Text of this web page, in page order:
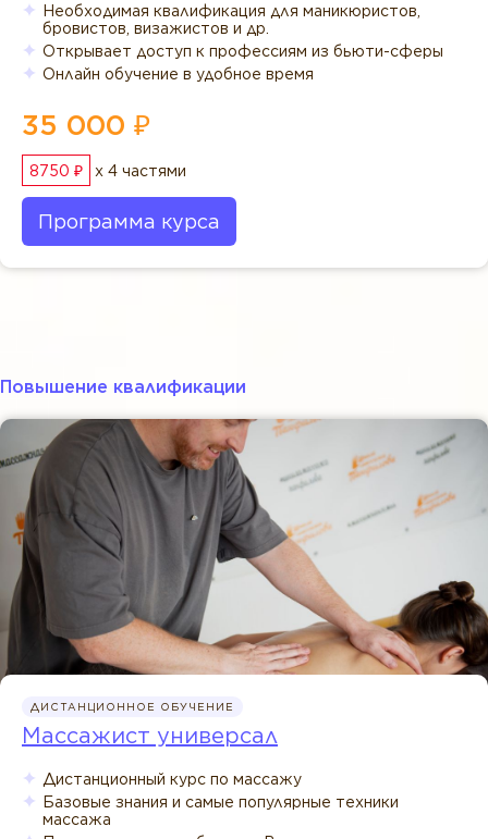
Необходимая квалификация для маникюристов,
бровистов, визажистов и др.
Открывает доступ к профессиям из бьюти-сферы
Онлайн обучение в удобное время
35 000 ₽
8750 ₽ x 4 частями
Программа курса
Повышение квалификации
ДИСТАНЦИОННОЕ ОБУЧЕНИЕ
Массажист универсал
Дистанционный курс по массажу
Базовые знания и самые популярные техники
массажа